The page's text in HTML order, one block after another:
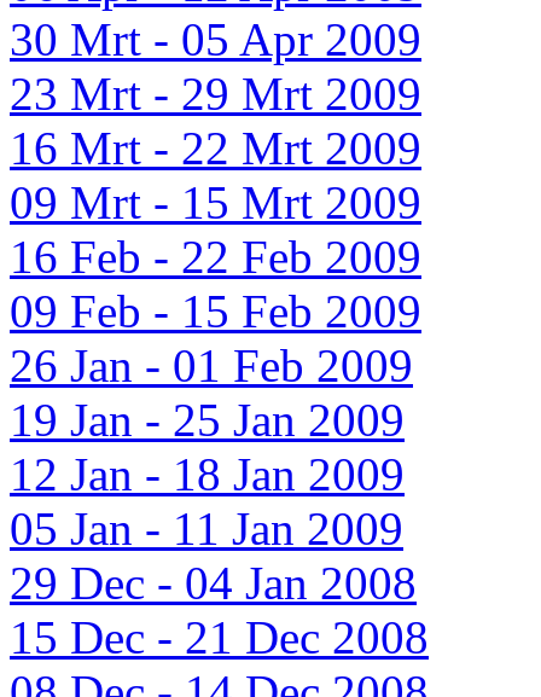
30 Mrt - 05 Apr 2009
23 Mrt - 29 Mrt 2009
16 Mrt - 22 Mrt 2009
09 Mrt - 15 Mrt 2009
16 Feb - 22 Feb 2009
09 Feb - 15 Feb 2009
26 Jan - 01 Feb 2009
19 Jan - 25 Jan 2009
12 Jan - 18 Jan 2009
05 Jan - 11 Jan 2009
29 Dec - 04 Jan 2008
15 Dec - 21 Dec 2008